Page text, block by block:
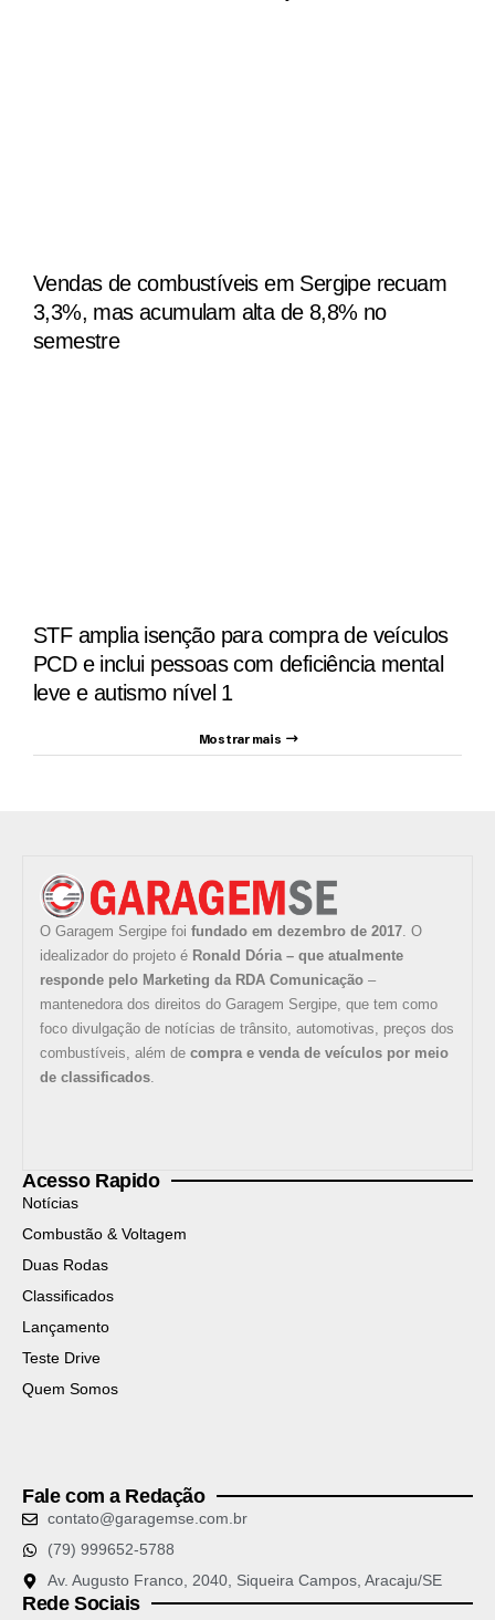
Vendas de combustíveis em Sergipe recuam
3,3%, mas acumulam alta de 8,8% no
semestre
STF amplia isenção para compra de veículos
PCD e inclui pessoas com deficiência mental
leve e autismo nível 1
Mostrar mais
O Garagem Sergipe foi fundado em dezembro de 2017 . O
idealizador do projeto é Ronald Dória – que atualmente
responde pelo Marketing da RDA Comunicação –
mantenedora dos direitos do Garagem Sergipe, que tem como
foco divulgação de notícias de trânsito, automotivas, preços dos
combustíveis, além de compra e venda de veículos por meio
de classificados
Acesso Rapido
Notícias
Combustão & Voltagem
Duas Rodas
Classificados
Lançamento
Teste Drive
Quem Somos
Fale com a Redação
contato@garagemse.com.br
(79) 999652-5788
Av. Augusto Franco, 2040, Siqueira Campos, Aracaju/SE
Rede Sociais